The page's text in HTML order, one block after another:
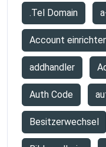
.Tel Domain
Account
addhandler
Auth Code
Besitzerwechsel